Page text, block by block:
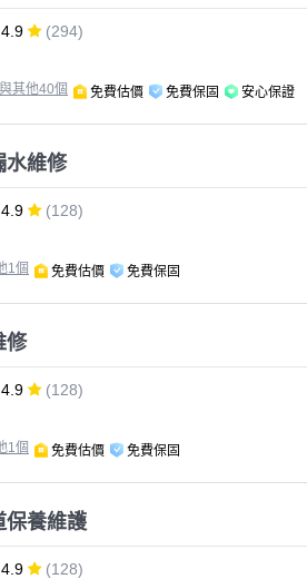
4.9 (294)
與其他40個 免費估價 免費保固 安心保證
水維修
4.9 (128)
1個 免費估價 免費保固
修
4.9 (128)
1個 免費估價 免費保固
保養維護
4.9 (128)